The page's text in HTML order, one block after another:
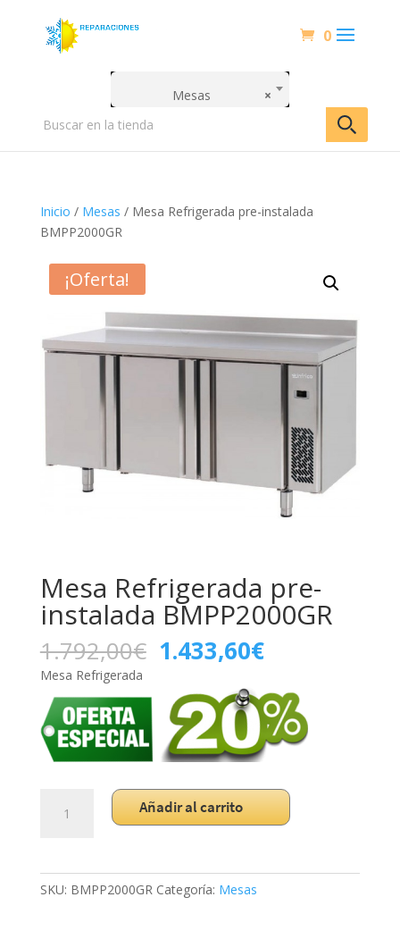
0
×
Mesas
Inicio / Mesas / Mesa Refrigerada pre-instalada
BMPP2000GR
¡Oferta!
Mesa Refrigerada pre-
instalada BMPP2000GR
1.792,00€ El
precio
original
era:
1.792,00€.
1.433,60€El
precio
actual
es:
1.433,60€.
Mesa Refrigerada
Refrigerada
Añadir al carrito
SKU: BMPP2000GR Categoría: Mesas